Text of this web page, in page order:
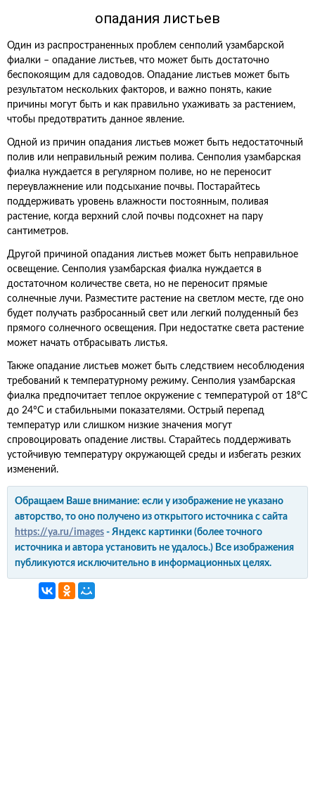
опадания листьев
Один из распространенных проблем сенполий узамбарской
фиалки – опадание листьев, что может быть достаточно
беспокоящим для садоводов. Опадание листьев может быть
результатом нескольких факторов, и важно понять, какие
причины могут быть и как правильно ухаживать за растением,
чтобы предотвратить данное явление.
Одной из причин опадания листьев может быть недостаточный
полив или неправильный режим полива. Сенполия узамбарская
фиалка нуждается в регулярном поливе, но не переносит
переувлажнение или подсыхание почвы. Постарайтесь
поддерживать уровень влажности постоянным, поливая
растение, когда верхний слой почвы подсохнет на пару
сантиметров.
Другой причиной опадания листьев может быть неправильное
освещение. Сенполия узамбарская фиалка нуждается в
достаточном количестве света, но не переносит прямые
солнечные лучи. Разместите растение на светлом месте, где оно
будет получать разбросанный свет или легкий полуденный без
прямого солнечного освещения. При недостатке света растение
может начать отбрасывать листья.
Также опадание листьев может быть следствием несоблюдения
требований к температурному режиму. Сенполия узамбарская
фиалка предпочитает теплое окружение с температурой от 18°C
до 24°C и стабильными показателями. Острый перепад
температур или слишком низкие значения могут
спровоцировать опадение листвы. Старайтесь поддерживать
устойчивую температуру окружающей среды и избегать резких
изменений.
Обращаем Ваше внимание: если у изображение не указано
авторство, то оно получено из открытого источника с сайта
https://ya.ru/images - Яндекс картинки (более точного
источника и автора установить не удалось.) Все изображения
публикуются исключительно в информационных целях.